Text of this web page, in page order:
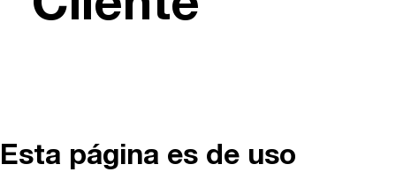
Esta página es de uso
154619083